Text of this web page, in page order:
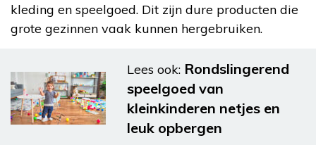
kleding en speelgoed. Dit zijn dure producten die
grote gezinnen vaak kunnen hergebruiken.
Lees ook: Rondslingerend
speelgoed van
kleinkinderen netjes en
leuk opbergen